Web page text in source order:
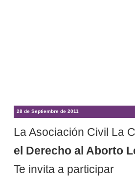
28 de Septiembre de 2011
La Asociación Civil La
el Derecho al Aborto
Te invita a participar